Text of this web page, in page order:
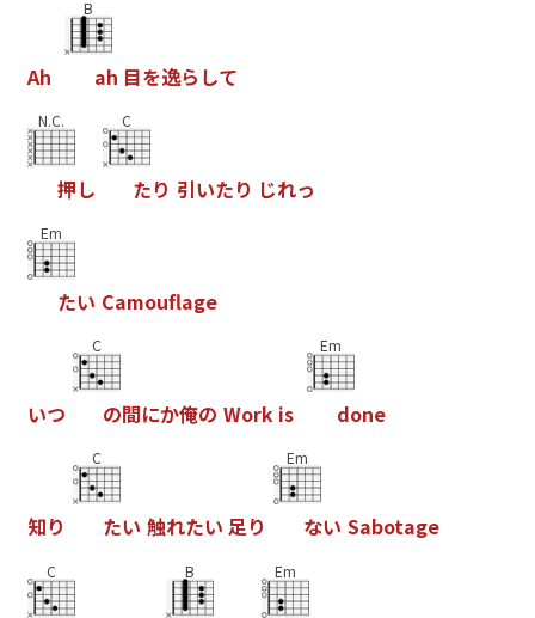
Ah
B
ah 目を逸ら して
N.C.
押し
C
たり 引いたり じれっ
Em
たい Camoufage
いつ
C
の間にか俺の Work is
Em
done
知り
C
たい 触れたい 足り
Em
ない Sabotage
C B Em